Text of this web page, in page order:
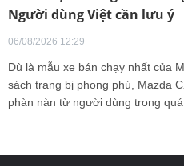
Người dùng Việt cần lưu ý
06/08/2026 12:29
Dù là mẫu xe bán chạy nhất của
sách trang bị phong phú, Mazda
phàn nàn từ người dùng trong